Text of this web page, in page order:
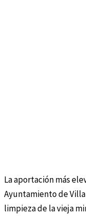
La aportación más
Ayuntamiento de
limpieza de la vieja